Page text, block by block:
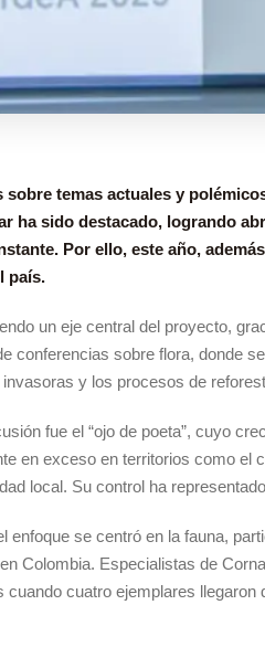
sobre temas actuales y
ha sido destacado, logrando
Por ello, este año,
país.
un eje central del proyecto,
conferencias sobre flora, donde
y los procesos de
fue el “ojo de poeta”, cuyo
en exceso en territorios como el
local. Su control ha
enfoque se centró en la fauna,
Colombia. Especialistas de
cuando cuatro ejemplares